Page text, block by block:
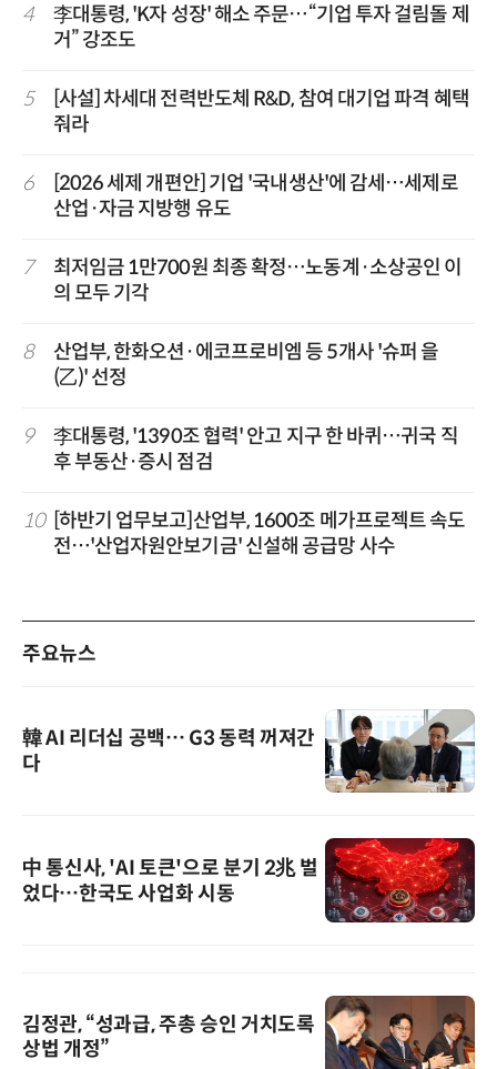
4
李대통령, 'K자 성장' 해소 주문…“기업 투자 걸림돌 제
거” 강조도
5
[사설] 차세대 전력반도체 R&D, 참여 대기업 파격 혜택
줘라
6
[2026 세제 개편안] 기업 '국내생산'에 감세…세제로
산업·자금 지방행 유도
7
최저임금 1만700원 최종 확정…노동계·소상공인 이
의 모두 기각
8
산업부, 한화오션·에코프로비엠 등 5개사 '슈퍼 을
(乙)' 선정
9
李대통령, '1390조 협력' 안고 지구 한 바퀴…귀국 직
후 부동산·증시 점검
10 [하반기 업무보고]산업부, 1600조 메가프로젝트 속도
전…'산업자원안보기금' 신설해 공급망 사수
주요뉴스
韓 AI 리더십 공백… G3 동력 꺼져간
다
中 통신사, 'AI 토큰'으로 분기 2兆 벌
었다…한국도 사업화 시동
김정관, “성과급, 주총 승인 거치도록
상법 개정”